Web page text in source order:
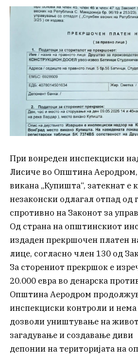
При вонреден инспекциски
Лисиче во Општина Аеродром,
викана „Купишта“, затекнат е
незаконски одлагал отпад од
спротивно на Законот за
Од страна на општинскиот
издаден прекршочен платен
лице, согласно член 130 од
За сторениот прекршок е
20.000 евра во денарска
Општина Аеродром
инспекциски контроли и нема
дозволи уништување на
загадување и создавање диви
депонии на територијата на